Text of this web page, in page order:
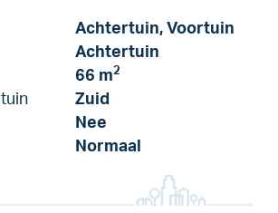
Achtertuin, Voortuin
Achtertuin
66 m2
Zuid
Nee
Normaal